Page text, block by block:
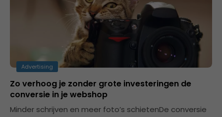
Advertising
Zo verhoog je zonder grote investeringen de
conversie in je webshop
Minder schrijven en meer foto’s schietenDe conversie